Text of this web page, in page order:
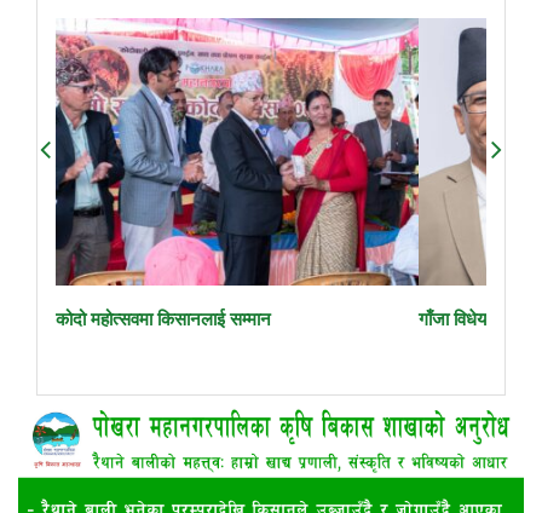
गाँजा विधेयक प्रदेश सभामै फिर्ता मानव–बाँदर